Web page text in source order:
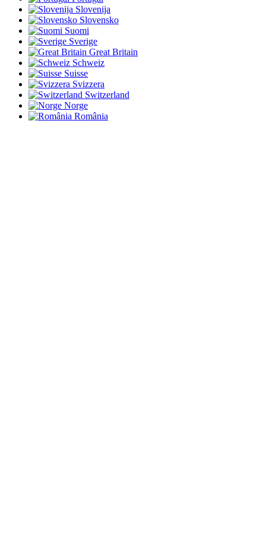
Slovenija
Slovensko
Suomi
Sverige
Great Britain
Schweiz
Suisse
Svizzera
Switzerland
Norge
România